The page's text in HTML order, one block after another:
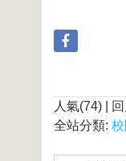
人氣(74) |
全站分類: